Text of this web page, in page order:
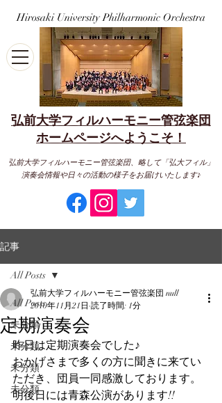
弘前大学フィルハーモニー管弦楽団
​ホームページへようこそ！
Hirosaki University Philharmonic Orchestra
弘前大学フィルハーモニー管弦楽団、略して「弘大フィル」
演奏会情報や日々の活動の様子をお届けいたします♪
記事
All Posts
未分類
未分類
未分類
未分類
All Posts
定期演奏会
弘前大学フィルハーモニー管弦楽団 null
2010年11月21日 読了時間: 1分
昨日は定期演奏会でした♪
おかげさまで多くの方に聞きに来てい
ただき、団員一同感激しております。
明後日には青森公演があります!!